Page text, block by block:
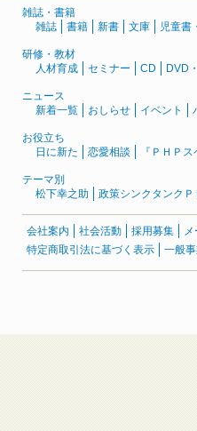
雑誌・書籍
雑誌
書籍 新書 文庫 児童書
研修・教材
人材育成
セミナー CD DVD
ニュース
新着一覧
おしらせ イベント
お役立ち
日に新た
恋愛相談 『ＰＨＰ
テーマ別
松下幸之助
政策シンクタンクＰ
会社案内 社会活動 採用募集
特定商取引法に基づく表示
一般